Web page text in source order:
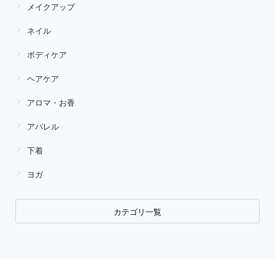
メイクアップ
ネイル
ボディケア
ヘアケア
アロマ・お香
アパレル
下着
ヨガ
カテゴリ一覧